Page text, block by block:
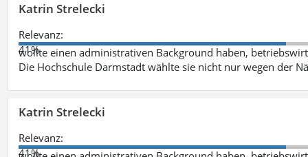
Katrin Strelecki
Relevanz:
41%
wollte einen administrativen Background haben,
Die Hochschule Darmstadt wählte sie nicht nur wegen der
Katrin Strelecki
Relevanz:
41%